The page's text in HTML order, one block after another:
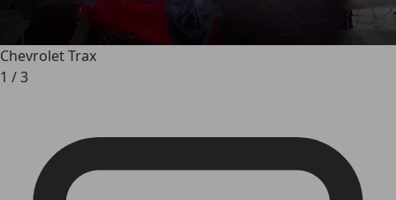
Chevrolet Trax
1 /3